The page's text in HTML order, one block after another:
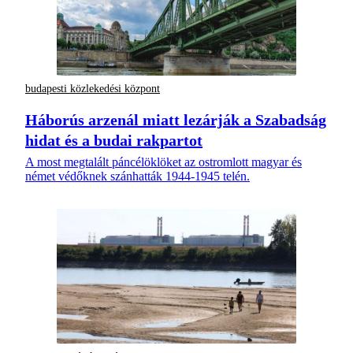
budapesti közlekedési központ
Háborús arzenál miatt lezárják a Szabadság
hidat és a budai rakpartot
A most megtalált páncélöklöket az ostromlott magyar és
német védőknek szánhatták 1944-1945 telén.